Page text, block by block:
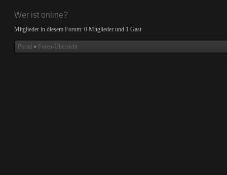
Wer ist online?
Mitglieder in diesem Forum: 0 Mitglieder und 1 Gast
Portal » Foren-Übersicht